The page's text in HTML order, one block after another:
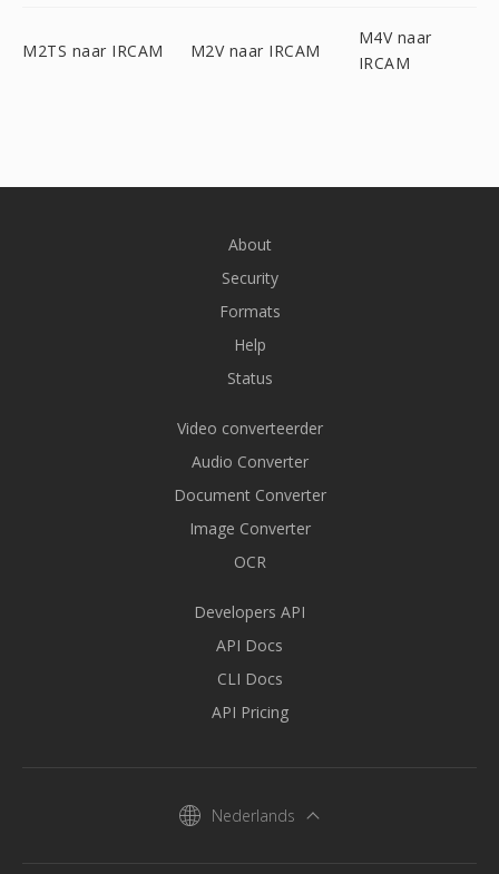
M2TS naar IRCAM M2V naar IRCAM
M4V naar
IRCAM
About
Security
Formats
Help
Status
Video converteerder
Audio Converter
Document Converter
Image Converter
OCR
Developers API
API Docs
CLI Docs
API Pricing
Nederlands